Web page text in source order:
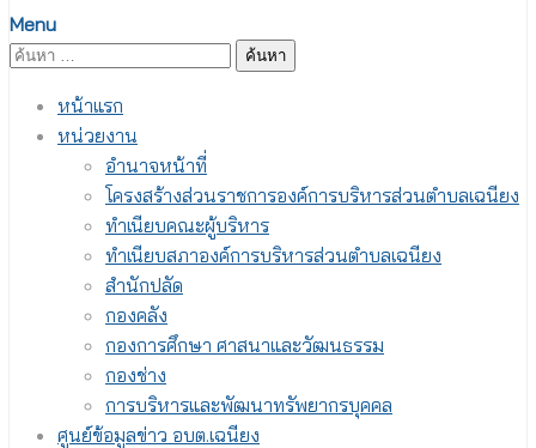
Menu
ค้นหา
หน้าแรก
หน่วยงาน
อำนาจหน้าที่
โครงสร้างส่วนราชการองค์การบริหารส่วนตำบลเฉนียง
ทำเนียบคณะผู้บริหาร
ทำเนียบสภาองค์การบริหารส่วนตำบลเฉนียง
สำนักปลัด
กองคลัง
กองการศึกษา ศาสนาและวัฒนธรรม
กองช่าง
การบริหารและพัฒนาทรัพยากรบุคคล
ศูนย์ข้อมูลข่าว อบต.เฉนียง